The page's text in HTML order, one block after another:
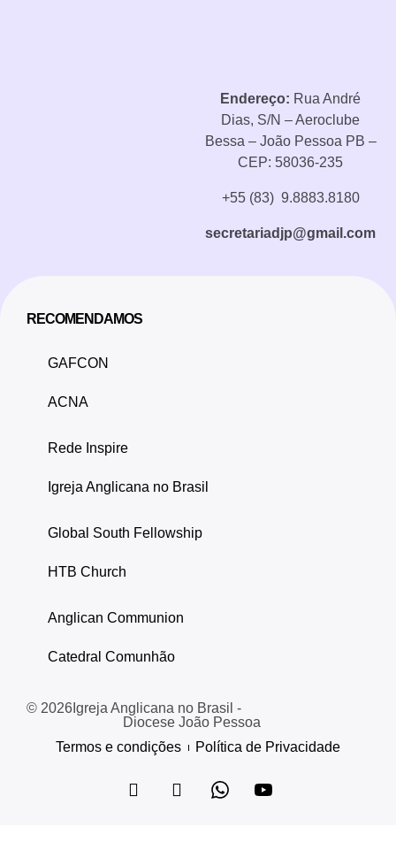
Endereço: Rua André
Dias, S/N – Aeroclube
Bessa – João Pessoa PB –
CEP: 58036-235
+55 (83) 9.8883.8180
secretariadjp@gmail.com
RECOMENDAMOS
GAFCON
ACNA
Rede Inspire
Igreja Anglicana no Brasil
Global South Fellowship
HTB Church
Anglican Communion
Catedral Comunhão
© 2026 Igreja Anglicana no Brasil -
Diocese João Pessoa
Termos e condições
Política de Privacidade